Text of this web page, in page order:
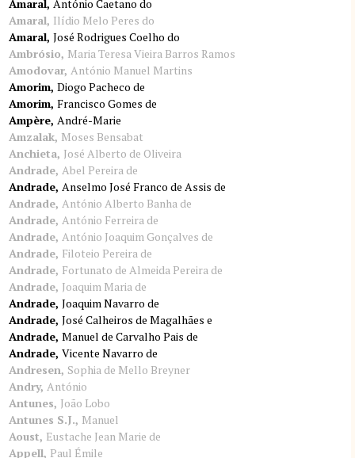
Amaral António Caetano do
Amaral Ilídio Melo Peres do
Amaral José Rodrigues Coelho do
Ambrósio Maria Teresa Vieira Barros Ramos
Amodovar António Manuel Martins
Amorim Diogo Pacheco de
Amorim Francisco Gomes de
Ampère André-Marie
Amzalak Moses Bensabat
Anchieta José Alberto de Oliveira
Andrade Abel Pereira de
Andrade Anselmo José Franco de Assis de
Andrade António Alberto Banha de
Andrade António Ferreira de
Andrade António Joaquim Gonçalves de
Andrade Filoteio Pereira de
Andrade Fortunato de Almeida Pereira de
Andrade Joaquim Maria de
Andrade Joaquim Navarro de
Andrade José Calheiros de Magalhães e
Andrade Manuel de Carvalho Pais de
Andrade Vicente Navarro de
Andresen Sophia de Mello Breyner
Andry António
Antunes João Lobo
Antunes S.J. Manuel
Aoust Eustache Jean Marie de
Appell Paul Émile